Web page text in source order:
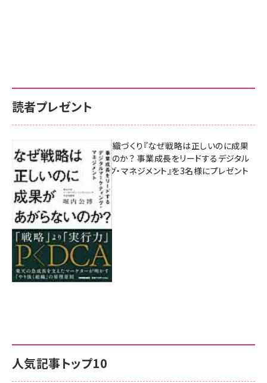
人気記事トップ10
読者プレゼント
成果を生む組織づくり『なぜ戦略は正しいのに成果
があがらないのか？ 事業成長をリードするデジタル
マーケティング・マネジメント』を3名様にプレゼント
8月7日 10:00